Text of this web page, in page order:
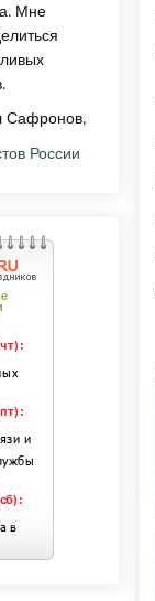
Мне
Сафронов,
России